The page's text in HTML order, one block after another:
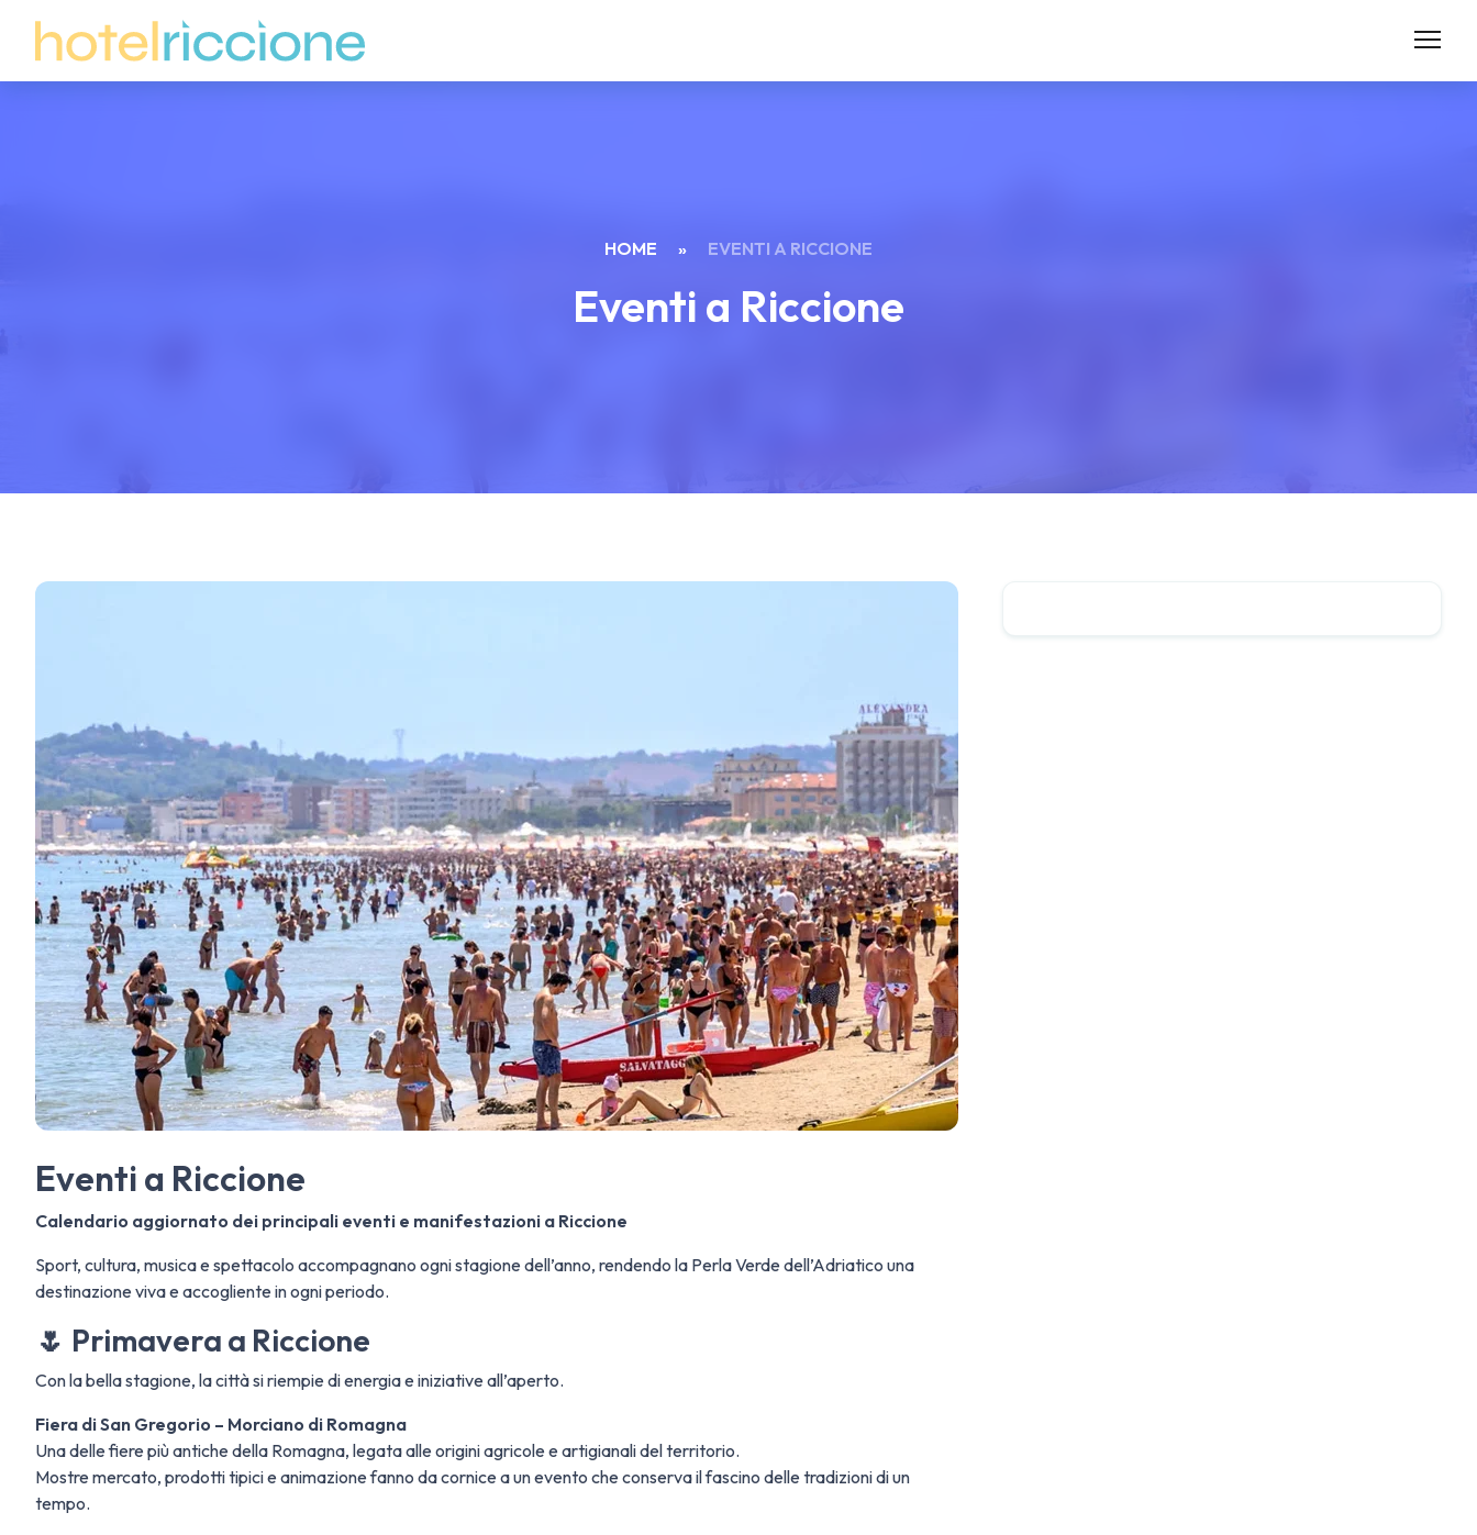
HOME » EVENTI A RICCIONE
Eventi a Riccione
Eventi a Riccione
Calendario aggiornato dei principali eventi e manifestazioni a Riccione
Sport, cultura, musica e spettacolo accompagnano ogni stagione dell’anno, rendendo la Perla Verde dell’Adriatico una
destinazione viva e accogliente in ogni periodo.
🌷 Primavera a Riccione
Con la bella stagione, la città si riempie di energia e iniziative all’aperto.
Fiera di San Gregorio – Morciano di Romagna
Una delle fiere più antiche della Romagna, legata alle origini agricole e artigianali del territorio.
Mostre mercato, prodotti tipici e animazione fanno da cornice a un evento che conserva il fascino delle tradizioni di un
tempo.